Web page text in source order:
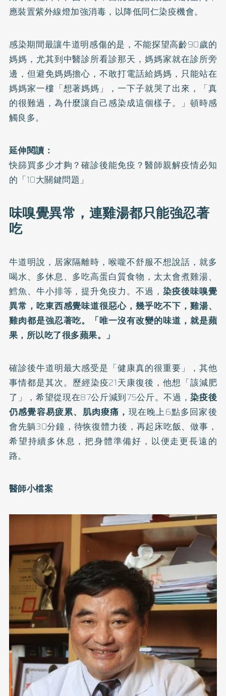
應裝置紫外線燈加強消毒，以降低同仁染疫機會。
感染期間最讓牛道明感傷的是，不能探望高齡90歲的
媽媽，尤其到中醫診所看診那天，媽媽家就在診所旁
邊，但避免媽媽擔心，不敢打電話給媽媽，只能站在
媽媽家一樓「想著媽媽」，一下子就哭了出來，「真
的很難過，為什麼讓自己感染成這個樣子。」頓時感
觸良多。
延伸閱讀：
快篩買多少才夠？確診後能免疫？醫師親解疫情必知
的「10大關鍵問題」
味嗅覺異常，連雞湯都只能強忍著
吃
牛道明說，居家隔離時，喉嚨不舒服不想說話，就多
喝水、多休息、多吃高蛋白質食物，太太會煮雞湯、
鱈魚、牛小排等，提升免疫力。不過， 染疫後味嗅覺
異常，吃東西感覺味道很惡心，幾乎吃不下，雞湯、
雞肉都是強忍著吃。「唯一沒有改變的味道，就是蘋
果，所以吃了很多蘋果。」
確診後牛道明最大感受是「健康真的很重要」，其他
事情都是其次。歷經染疫21天康復後，他想「該減肥
了」，希望從現在87公斤減到75公斤。不過，染疫後
仍感覺容易疲累、肌肉痠痛， 現在晚上6點多回家後
會先躺30分鐘，待恢復體力後，再起床吃飯、做事，
希望持續多休息，把身體準備好，以便走更長遠的
路。
醫師小檔案